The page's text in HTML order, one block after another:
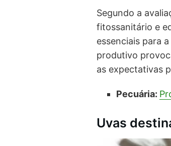
Segundo a
fitossanitário e
essenciais para
produtivo
as expectativas
Pecuária:
Uvas